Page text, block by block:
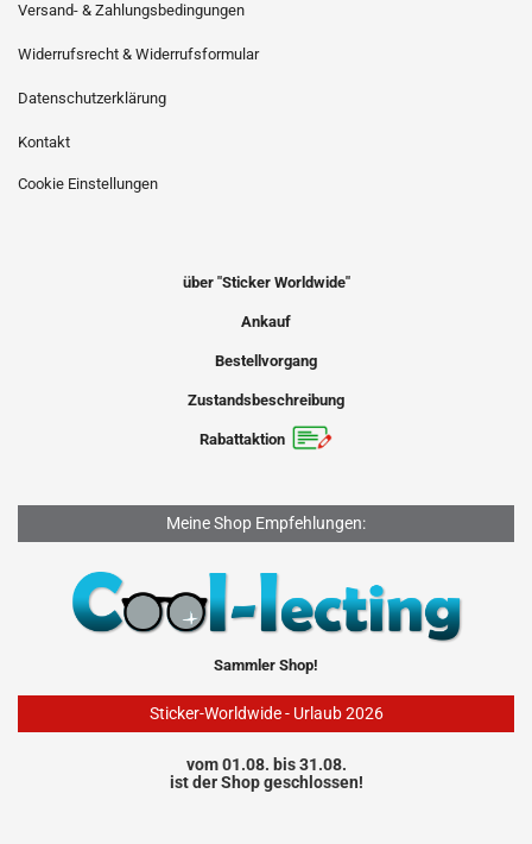
Versand- & Zahlungsbedingungen
Widerrufsrecht & Widerrufsformular
Datenschutzerklärung
Kontakt
Cookie Einstellungen
über "Sticker Worldwide"
Ankauf
Bestellvorgang
Zustandsbeschreibung
Rabattaktion
Meine Shop Empfehlungen:
Sammler Shop!
Sticker-Worldwide - Urlaub 2026
vom 01.08. bis 31.08.
ist der Shop geschlossen!